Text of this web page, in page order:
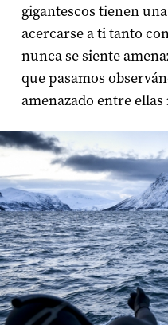
gigantescos tienen
acercarse a ti tanto
nunca se siente
que pasamos
amenazado entre ellas